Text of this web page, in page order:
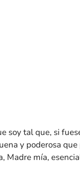
soy tal que, si
y poderosa
Madre mía,